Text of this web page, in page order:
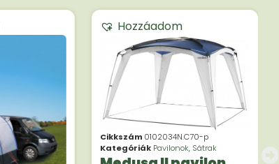
Hozzáadom
Cikkszám 0102034N.C70-p
Kategóriák Pavilonok, Sátrak